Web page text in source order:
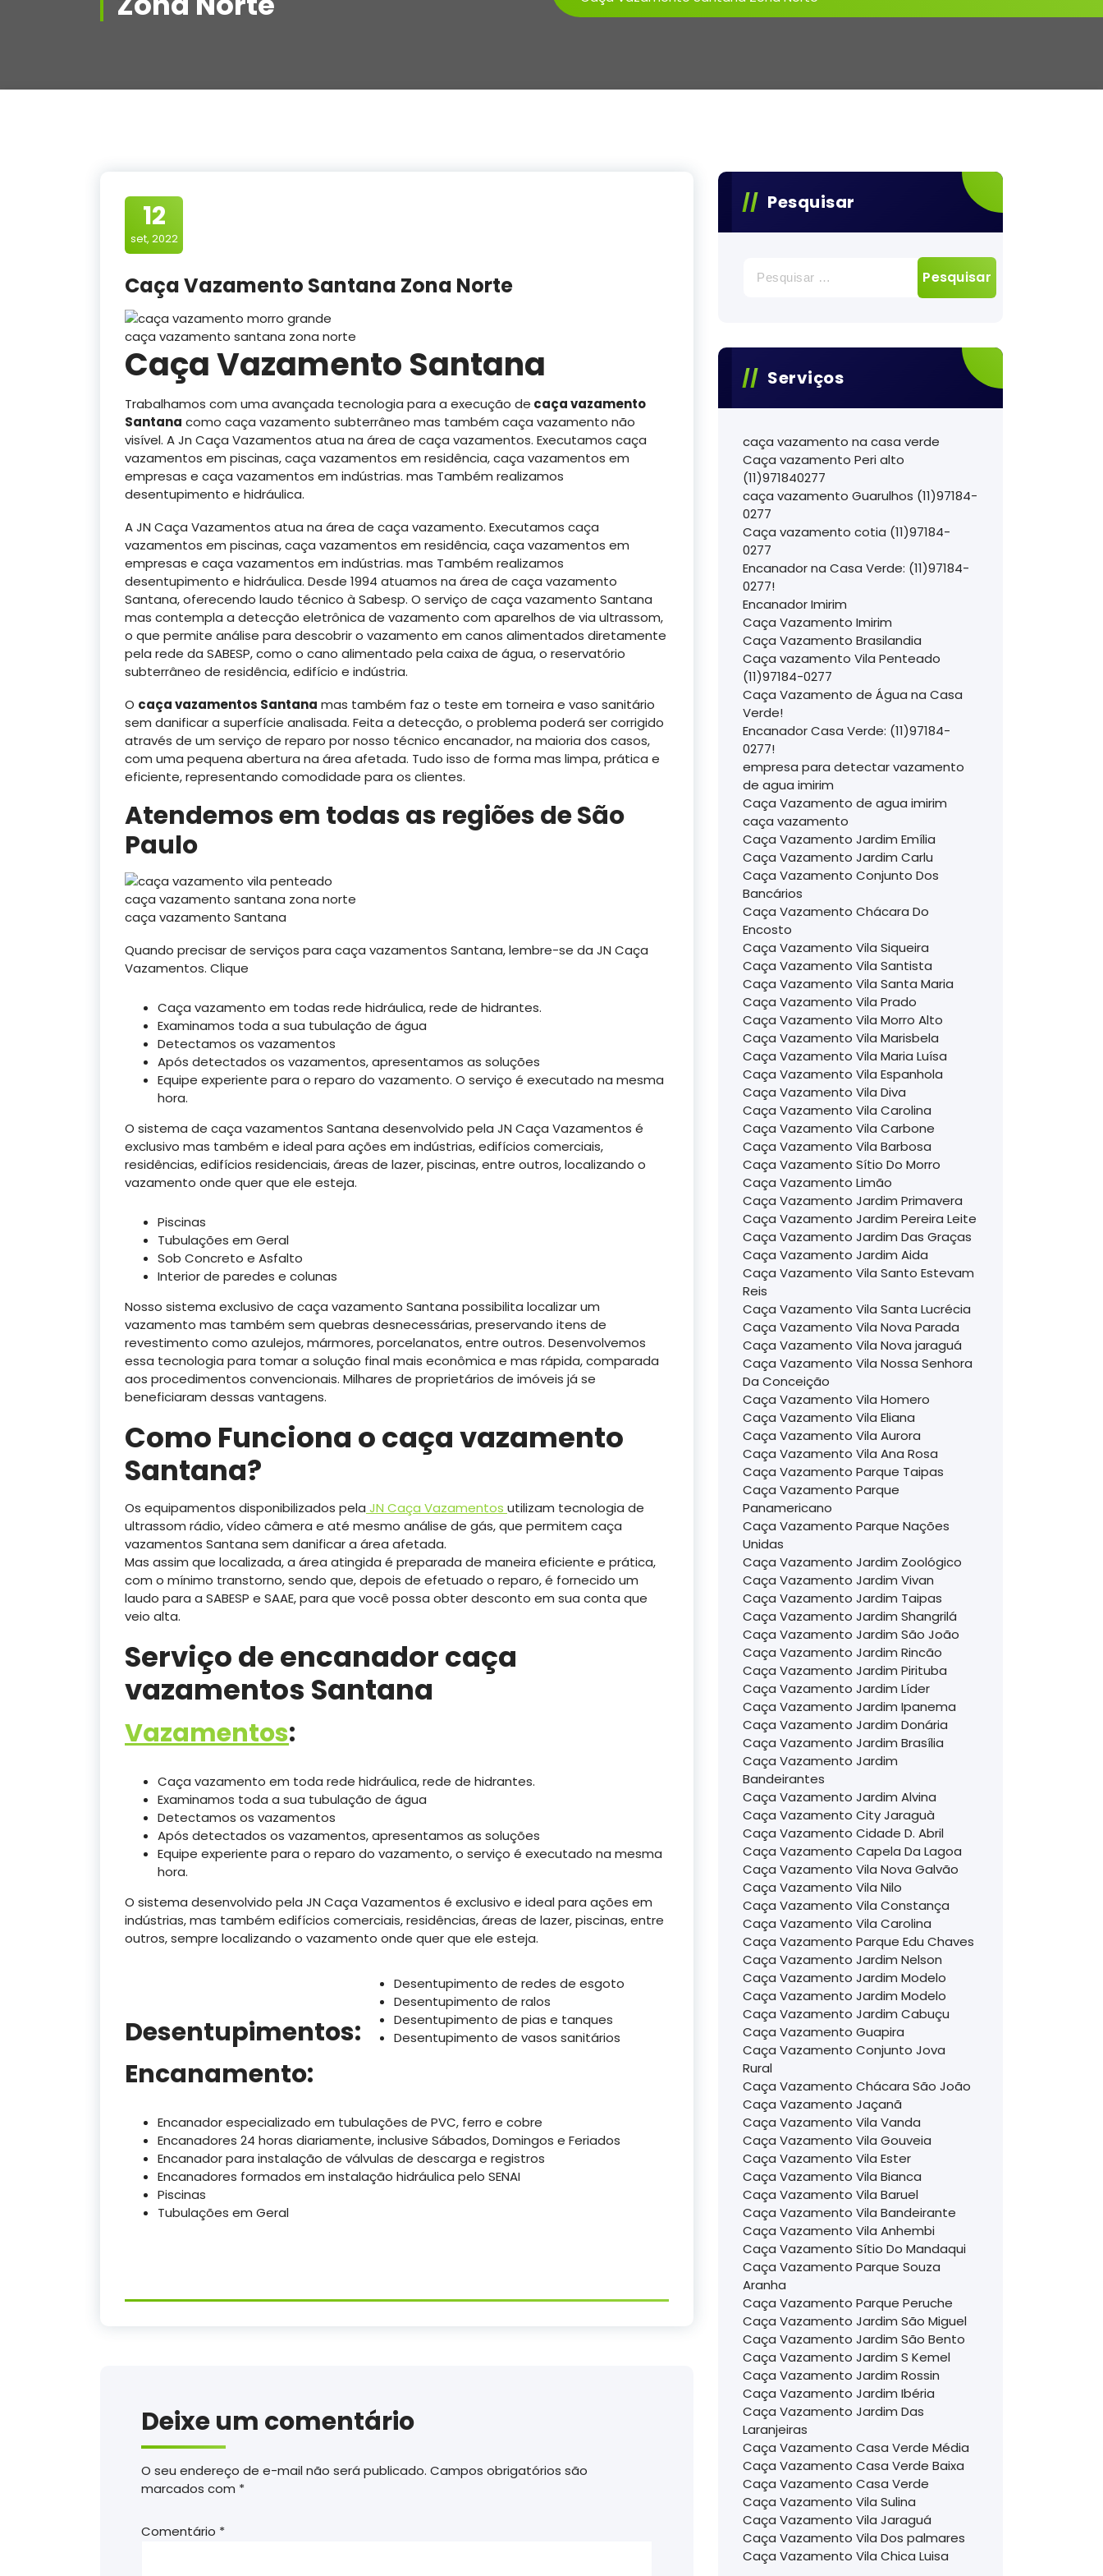
12
set, 2022
Caça Vazamento Santana Zona Norte
caça vazamento santana zona norte
Caça Vazamento Santana
Trabalhamos com uma avançada tecnologia para a execução de caça vazamento
Santana como caça vazamento subterrâneo mas também caça vazamento não
visível. A Jn Caça Vazamentos atua na área de caça vazamentos. Executamos caça
vazamentos em piscinas, caça vazamentos em residência, caça vazamentos em
empresas e caça vazamentos em indústrias. mas Também realizamos
desentupimento e hidráulica.
A JN Caça Vazamentos atua na área de caça vazamento. Executamos caça
vazamentos em piscinas, caça vazamentos em residência, caça vazamentos em
empresas e caça vazamentos em indústrias. mas Também realizamos
desentupimento e hidráulica. Desde 1994 atuamos na área de caça vazamento
Santana, oferecendo laudo técnico à Sabesp. O serviço de caça vazamento Santana
mas contempla a detecção eletrônica de vazamento com aparelhos de via ultrassom,
o que permite análise para descobrir o vazamento em canos alimentados diretamente
pela rede da SABESP, como o cano alimentado pela caixa de água, o reservatório
subterrâneo de residência, edifício e indústria.
O caça vazamentos Santana mas também faz o teste em torneira e vaso sanitário
sem danificar a superfície analisada. Feita a detecção, o problema poderá ser corrigido
através de um serviço de reparo por nosso técnico encanador, na maioria dos casos,
com uma pequena abertura na área afetada. Tudo isso de forma mas limpa, prática e
eficiente, representando comodidade para os clientes.
Atendemos em todas as regiões de São
Paulo
caça vazamento santana zona norte
caça vazamento Santana
Quando precisar de serviços para caça vazamentos Santana, lembre-se da JN Caça
Vazamentos. Clique
Caça vazamento em todas rede hidráulica, rede de hidrantes.
Examinamos toda a sua tubulação de água
Detectamos os vazamentos
Após detectados os vazamentos, apresentamos as soluções
Equipe experiente para o reparo do vazamento. O serviço é executado na mesma
hora.
O sistema de caça vazamentos Santana desenvolvido pela JN Caça Vazamentos é
exclusivo mas também e ideal para ações em indústrias, edifícios comerciais,
residências, edifícios residenciais, áreas de lazer, piscinas, entre outros, localizando o
vazamento onde quer que ele esteja.
Piscinas
Tubulações em Geral
Sob Concreto e Asfalto
Interior de paredes e colunas
Nosso sistema exclusivo de caça vazamento Santana possibilita localizar um
vazamento mas também sem quebras desnecessárias, preservando itens de
revestimento como azulejos, mármores, porcelanatos, entre outros. Desenvolvemos
essa tecnologia para tomar a solução final mais econômica e mas rápida, comparada
aos procedimentos convencionais. Milhares de proprietários de imóveis já se
beneficiaram dessas vantagens.
Como Funciona o caça vazamento
Santana?
Os equipamentos disponibilizados pela JN Caça Vazamentos utilizam tecnologia de
ultrassom rádio, vídeo câmera e até mesmo análise de gás, que permitem caça
vazamentos Santana sem danificar a área afetada.
Mas assim que localizada, a área atingida é preparada de maneira eficiente e prática,
com o mínimo transtorno, sendo que, depois de efetuado o reparo, é fornecido um
laudo para a SABESP e SAAE, para que você possa obter desconto em sua conta que
veio alta.
Serviço de encanador caça
vazamentos Santana
Vazamentos:
Caça vazamento em toda rede hidráulica, rede de hidrantes.
Examinamos toda a sua tubulação de água
Detectamos os vazamentos
Após detectados os vazamentos, apresentamos as soluções
Equipe experiente para o reparo do vazamento, o serviço é executado na mesma
hora.
O sistema desenvolvido pela JN Caça Vazamentos é exclusivo e ideal para ações em
indústrias, mas também edifícios comerciais, residências, áreas de lazer, piscinas, entre
outros, sempre localizando o vazamento onde quer que ele esteja.
Desentupimentos:
Desentupimento de redes de esgoto
Desentupimento de ralos
Desentupimento de pias e tanques
Desentupimento de vasos sanitários
Encanamento:
Encanador especializado em tubulações de PVC, ferro e cobre
Encanadores 24 horas diariamente, inclusive Sábados, Domingos e Feriados
Encanador para instalação de válvulas de descarga e registros
Encanadores formados em instalação hidráulica pelo SENAI
Piscinas
Tubulações em Geral
Deixe um comentário
O seu endereço de e-mail não será publicado. Campos obrigatórios são
marcados com *
Comentário *
Pesquisar
por:
Serviços
caça vazamento na casa verde
Caça vazamento Peri alto
(11)971840277
caça vazamento Guarulhos (11)97184-
0277
Caça vazamento cotia (11)97184-
0277
Encanador na Casa Verde: (11)97184-
0277!
Encanador Imirim
Caça Vazamento Imirim
Caça Vazamento Brasilandia
Caça vazamento Vila Penteado
(11)97184-0277
Caça Vazamento de Água na Casa
Verde!
Encanador Casa Verde: (11)97184-
0277!
empresa para detectar vazamento
de agua imirim
Caça Vazamento de agua imirim
caça vazamento
Caça Vazamento Jardim Emília
Caça Vazamento Jardim Carlu
Caça Vazamento Conjunto Dos
Bancários
Caça Vazamento Chácara Do
Encosto
Caça Vazamento Vila Siqueira
Caça Vazamento Vila Santista
Caça Vazamento Vila Santa Maria
Caça Vazamento Vila Prado
Caça Vazamento Vila Morro Alto
Caça Vazamento Vila Marisbela
Caça Vazamento Vila Maria Luísa
Caça Vazamento Vila Espanhola
Caça Vazamento Vila Diva
Caça Vazamento Vila Carolina
Caça Vazamento Vila Carbone
Caça Vazamento Vila Barbosa
Caça Vazamento Sítio Do Morro
Caça Vazamento Limão
Caça Vazamento Jardim Primavera
Caça Vazamento Jardim Pereira Leite
Caça Vazamento Jardim Das Graças
Caça Vazamento Jardim Aida
Caça Vazamento Vila Santo Estevam
Reis
Caça Vazamento Vila Santa Lucrécia
Caça Vazamento Vila Nova Parada
Caça Vazamento Vila Nova jaraguá
Caça Vazamento Vila Nossa Senhora
Da Conceição
Caça Vazamento Vila Homero
Caça Vazamento Vila Eliana
Caça Vazamento Vila Aurora
Caça Vazamento Vila Ana Rosa
Caça Vazamento Parque Taipas
Caça Vazamento Parque
Panamericano
Caça Vazamento Parque Nações
Unidas
Caça Vazamento Jardim Zoológico
Caça Vazamento Jardim Vivan
Caça Vazamento Jardim Taipas
Caça Vazamento Jardim Shangrilá
Caça Vazamento Jardim São João
Caça Vazamento Jardim Rincão
Caça Vazamento Jardim Pirituba
Caça Vazamento Jardim Líder
Caça Vazamento Jardim Ipanema
Caça Vazamento Jardim Donária
Caça Vazamento Jardim Brasília
Caça Vazamento Jardim
Bandeirantes
Caça Vazamento Jardim Alvina
Caça Vazamento City Jaraguà
Caça Vazamento Cidade D. Abril
Caça Vazamento Capela Da Lagoa
Caça Vazamento Vila Nova Galvão
Caça Vazamento Vila Nilo
Caça Vazamento Vila Constança
Caça Vazamento Vila Carolina
Caça Vazamento Parque Edu Chaves
Caça Vazamento Jardim Nelson
Caça Vazamento Jardim Modelo
Caça Vazamento Jardim Modelo
Caça Vazamento Jardim Cabuçu
Caça Vazamento Guapira
Caça Vazamento Conjunto Jova
Rural
Caça Vazamento Chácara São João
Caça Vazamento Jaçanã
Caça Vazamento Vila Vanda
Caça Vazamento Vila Gouveia
Caça Vazamento Vila Ester
Caça Vazamento Vila Bianca
Caça Vazamento Vila Baruel
Caça Vazamento Vila Bandeirante
Caça Vazamento Vila Anhembi
Caça Vazamento Sítio Do Mandaqui
Caça Vazamento Parque Souza
Aranha
Caça Vazamento Parque Peruche
Caça Vazamento Jardim São Miguel
Caça Vazamento Jardim São Bento
Caça Vazamento Jardim S Kemel
Caça Vazamento Jardim Rossin
Caça Vazamento Jardim Ibéria
Caça Vazamento Jardim Das
Laranjeiras
Caça Vazamento Casa Verde Média
Caça Vazamento Casa Verde Baixa
Caça Vazamento Casa Verde
Caça Vazamento Vila Sulina
Caça Vazamento Vila Jaraguá
Caça Vazamento Vila Dos palmares
Caça Vazamento Vila Chica Luisa